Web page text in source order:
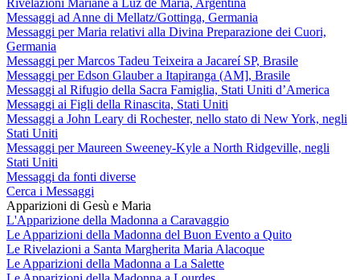
Messaggi ad Anne di Mellatz/Gottinga, Germania
Messaggi per Maria relativi alla Divina Preparazione dei Cuori,
Germania
Messaggi per Marcos Tadeu Teixeira a Jacareí SP, Brasile
Messaggi per Edson Glauber a Itapiranga (AM], Brasile
Messaggi al Rifugio della Sacra Famiglia, Stati Uniti d’America
Messaggi ai Figli della Rinascita, Stati Uniti
Messaggi a John Leary di Rochester, nello stato di New York, negli
Stati Uniti
Messaggi per Maureen Sweeney-Kyle a North Ridgeville, negli
Stati Uniti
Messaggi da fonti diverse
Cerca i Messaggi
Apparizioni di Gesù e Maria
L'Apparizione della Madonna a Caravaggio
Le Apparizioni della Madonna del Buon Evento a Quito
Le Rivelazioni a Santa Margherita Maria Alacoque
Le Apparizioni della Madonna a La Salette